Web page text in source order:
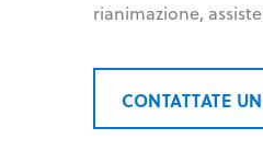
rianimazione,
CONTATTATE